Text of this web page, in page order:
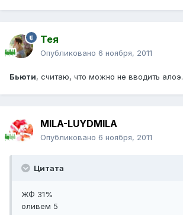
Тея
Опубликовано 6 ноября, 2011
Бьюти, считаю, что можно не вводить алоэ.
MILA-LUYDMILA
Опубликовано 6 ноября, 2011
Цитата
ЖФ 31%
оливем 5